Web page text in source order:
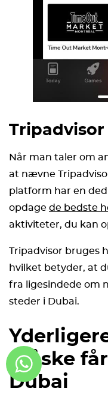
Tripadvisor
Når man taler om
at nævne
platform har en
opdage de bedste
aktiviteter, du kan
Tripadvisor bruges
hvilket betyder, at
fra ligesindede om
steder i Dubai.
måske
Dubai